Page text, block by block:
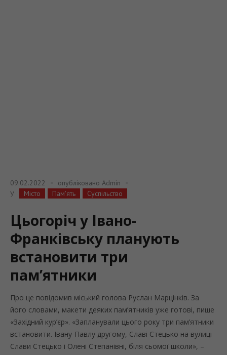
09.02.2022 опубліковано Admin
У
Місто Пам'ять Суспільство
Цьогоріч у Івано-
Франківську планують
встановити три
пам’ятники
Про це повідомив міський голова Руслан Марцінків. За
його словами, макети деяких пам’ятників уже готові, пише
«Західний кур’єр». «Запланували цього року три пам’ятники
встановити. Івану-Павлу другому, Славі Стецько на вулиці
Слави Стецько і Олені Степанівні, біля сьомої школи», –